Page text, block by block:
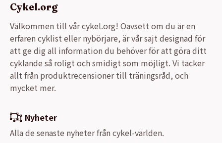
Cykel.org
Välkommen till vår cykel.org! Oavsett om du är en
erfaren cyklist eller nybörjare, är vår sajt designad för
att ge dig all information du behöver för att göra ditt
cyklande så roligt och smidigt som möjligt. Vi täcker
allt från produktrecensioner till träningsråd, och
mycket mer.
Nyheter
Alla de senaste nyheter från cykel-världen.